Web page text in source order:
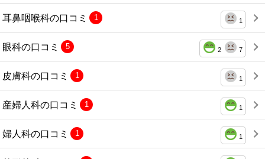
耳鼻咽喉科の口コミ 1
1
眼科の口コミ 2 7
5
皮膚科の口コミ 1
1
産婦人科の口コミ 1
1
婦人科の口コミ 1
1